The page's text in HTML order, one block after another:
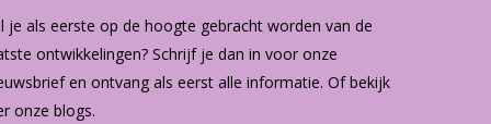
je als eerste op de hoogte gebracht worden van de
ontwikkelingen? Schrijf je dan in voor onze
en ontvang als eerst alle informatie. Of bekijk
onzeblogs.